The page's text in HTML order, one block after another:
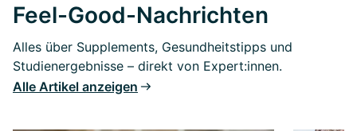
Feel-Good-Nachrichten
Alles über Supplements, Gesundheitstipps und
Studienergebnisse – direkt von Expert:innen.
Alle Artikel anzeigen